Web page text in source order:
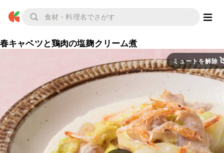
春キャベツと鶏肉の塩麹クリーム煮
ミュートを解除